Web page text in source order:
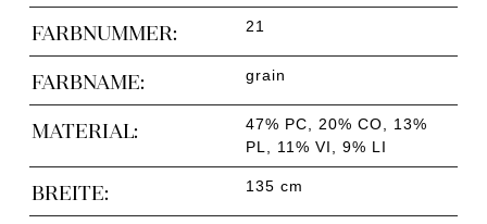
FARBNUMMER: 21
FARBNAME: grain
MATERIAL:
47% PC, 20% CO, 13%
PL, 11% VI, 9% LI
BREITE: 135 cm